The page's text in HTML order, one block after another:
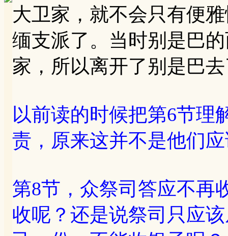
大卫家，就不会只有便
缅支派了。当时别是巴
家，所以离开了别是巴
以前读的时候把第6节理
责，原来这并不是他们
第8节，众祭司答应不再
收呢？还是说祭司只应